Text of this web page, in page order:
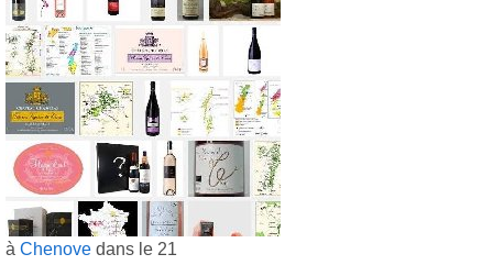
à Chenove dans le 21